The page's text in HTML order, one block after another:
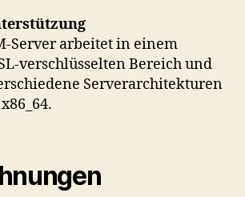
Server arbeitet in einem
verschlüsselten Bereich und
Serverarchitekturen